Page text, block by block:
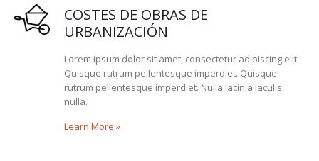
COSTES DE OBRAS DE
URBANIZACIÓN
Lorem ipsum dolor sit amet, consectetur adipiscing elit.
Quisque rutrum pellentesque imperdiet. Quisque
rutrum pellentesque imperdiet. Nulla lacinia iaculis
nulla.
Learn More »